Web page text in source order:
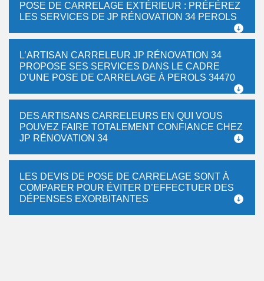
POSE DE CARRELAGE EXTÉRIEUR : PRÉFÉREZ
LES SERVICES DE JP RÉNOVATION 34 PEROLS
L’ARTISAN CARRELEUR JP RÉNOVATION 34
PROPOSE SES SERVICES DANS LE CADRE
D’UNE POSE DE CARRELAGE À PEROLS 34470
DES ARTISANS CARRELEURS EN QUI VOUS
POUVEZ FAIRE TOTALEMENT CONFIANCE CHEZ
JP RÉNOVATION 34
LES DEVIS DE POSE DE CARRELAGE SONT À
COMPARER POUR ÉVITER D’EFFECTUER DES
DÉPENSES EXORBITANTES